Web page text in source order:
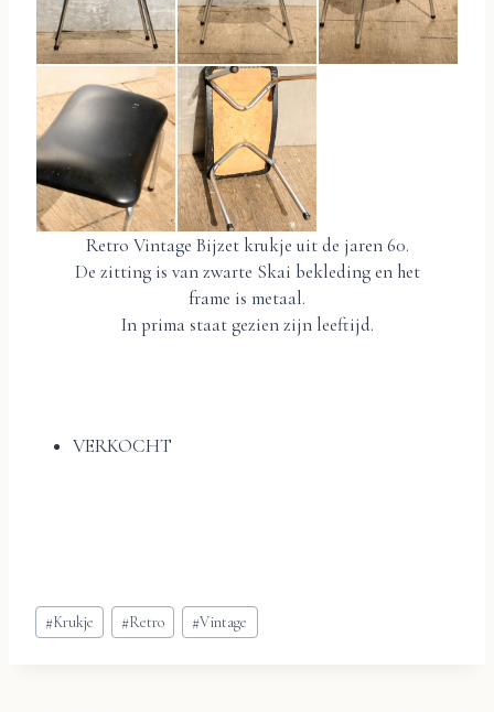
Retro Vintage Bijzet krukje uit de jaren 60.
De zitting is van zwarte Skai bekleding en het
frame is metaal.
In prima staat gezien zijn leeftijd.
VERKOCHT
Bericht
tags:
#Krukje #Retro #Vintage